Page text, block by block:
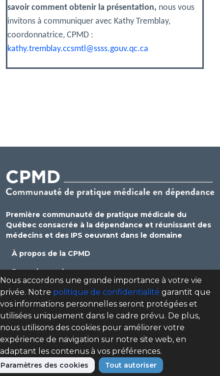
savoir comment obtenir la présentation, nous vous
invitons à communiquer avec Kathy Tremblay,
coordonnatrice, CPMD :
kathy.tremblay.ccsmtl@ssss.gouv.qc.ca
Première communauté de pratique médicale du
Québec consacrée à la dépendance et réunissant des
médecins et des IPS oeuvrant dans le domaine
À propos de la CPMD
Devenir membre
Se connecter
Nous joindre
Politique de confidentialité
Direction des programmes santé mentale, dépendance
et itinérance (DPSMDI) de Santé Québec Centre-Sud-de-
l'Île-de-Montréal – Universitaire
Nous accordons une grande importance à votre vie
privée. Notre politique de confidentialité garantit que
vos informations personnelles seront protégées et
utilisées uniquement dans le cadre prévu. De plus,
nous utilisons des cookies pour améliorer votre
expérience de navigation sur notre site web, en
adaptant les contenus à vos préférences.
Paramètres des cookies Tout autoriser